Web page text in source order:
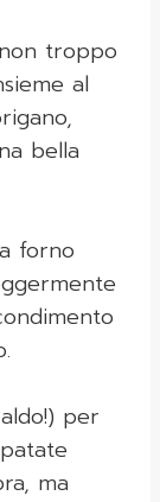
troppo
al
bella
forno
per
ma